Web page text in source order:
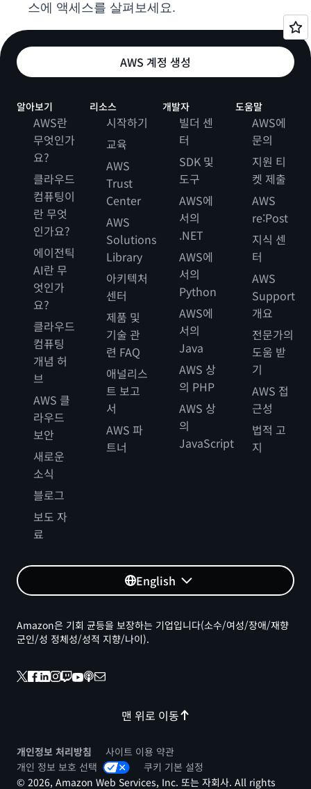
스에 액세스를 살펴보세요.
AWS 계정 생성
알아보기
AWS란
무엇인가
요?
클라우드
컴퓨팅이
란 무엇
인가요?
에이전틱
AI란 무
엇인가
요?
클라우드
컴퓨팅
개념 허
브
AWS 클
라우드
보안
새로운
소식
블로그
보도 자
료
리소스
시작하기
교육
AWS
Trust
Center
AWS
Solutions
Library
아키텍처
센터
제품 및
기술 관
련 FAQ
애널리스
트 보고
서
AWS 파
트너
개발자
빌더 센
터
SDK 및
도구
AWS에
서의
.NET
AWS에
서의
Python
AWS에
서의
Java
AWS 상
의 PHP
AWS 상
의
JavaScript
도움말
AWS에
문의
지원 티
켓 제출
AWS
re:Post
지식 센
터
AWS
Support
개요
전문가의
도움 받
기
AWS 접
근성
법적 고
지
English
맨 위로 이동
Amazon은 기회 균등을 보장하는 기업입니다(소수/여성/장애/재향
군인/성 정체성/성적 지향/나이).
개인정보 처리방침
사이트 이용 약관
개인 정보 보호 선택
쿠키 기본 설정
© 2026, Amazon Web Services, Inc. 또는 자회사. All rights